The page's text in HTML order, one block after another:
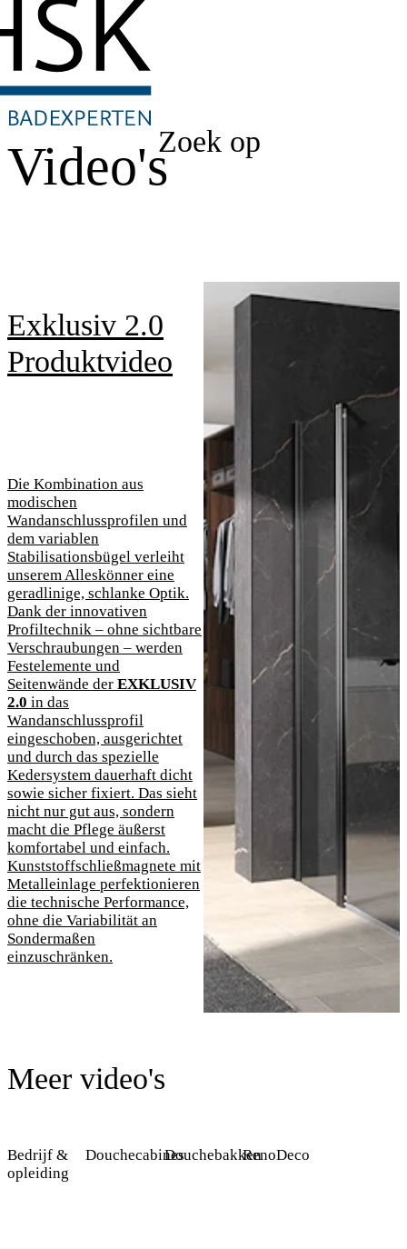
Zoek op
Video's
Exklusiv 2.0
Produktvideo
Die Kombination aus
modischen
Wandanschlussprofilen und
dem variablen
Stabilisationsbügel verleiht
unserem Alleskönner eine
geradlinige, schlanke Optik.
Dank der innovativen
Profiltechnik – ohne sichtbare
Verschraubungen – werden
Festelemente und
Seitenwände der EXKLUSIV
2.0 in das
Wandanschlussprofil
eingeschoben, ausgerichtet
und durch das spezielle
Kedersystem dauerhaft dicht
sowie sicher fixiert. Das sieht
nicht nur gut aus, sondern
macht die Pflege äußerst
komfortabel und einfach.
Kunststoffschließmagnete mit
Metalleinlage perfektionieren
die technische Performance,
ohne die Variabilität an
Sondermaßen
einzuschränken.
Meer video's
Bedrijf &
opleiding
DouchecabinesDouchebakkenRenoDeco